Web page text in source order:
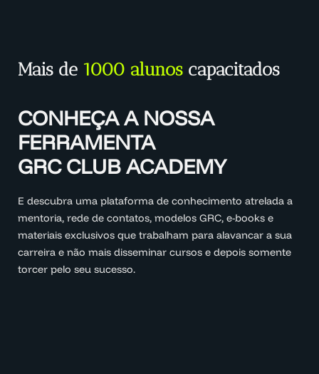
Mais de 1000 alunos capacitados
CONHEÇA A NOSSA
FERRAMENTA
GRC CLUB ACADEMY
E descubra uma plataforma de conhecimento atrelada a
mentoria, rede de contatos, modelos GRC, e-books e
materiais exclusivos que trabalham para alavancar a sua
carreira e não mais disseminar cursos e depois somente
torcer pelo seu sucesso.